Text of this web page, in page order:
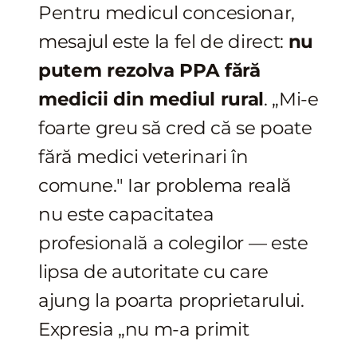
Pentru medicul concesionar,
mesajul este la fel de direct: nu
putem rezolva PPA fără
medicii din mediul rural. „Mi-e
foarte greu să cred că se poate
fără medici veterinari în
comune." Iar problema reală
nu este capacitatea
profesională a colegilor — este
lipsa de autoritate cu care
ajung la poarta proprietarului.
Expresia „nu m-a primit